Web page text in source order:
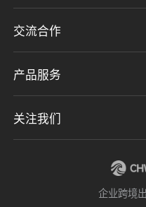
关于我们
加入我们
隐私协议
交流合作
联系我们
意见反馈
产品服务
CHWE全球跨境电商展
关注我们
企业跨境